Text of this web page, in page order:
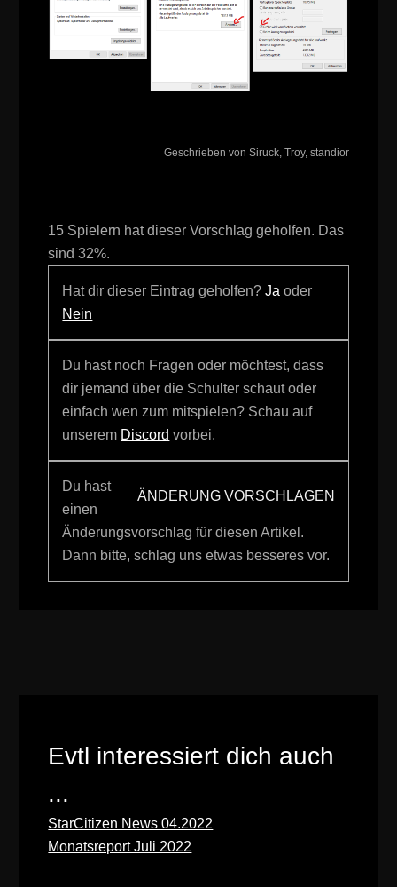
Geschrieben von Siruck, Troy, standior
15 Spielern hat dieser Vorschlag geholfen. Das
sind 32%.
Hat dir dieser Eintrag geholfen?Ja oder
Nein
Du hast noch Fragen oder möchtest, dass
dir jemand über die Schulter schaut oder
einfach wen zum mitspielen? Schau auf
unserem Discord vorbei.
ÄNDERUNG VORSCHLAGEN
Du hast
einen
Änderungsvorschlag für diesen Artikel.
Dann bitte, schlag uns etwas besseres vor.
Evtl interessiert dich auch
...
StarCitizen News 04.2022
Monatsreport Juli 2022